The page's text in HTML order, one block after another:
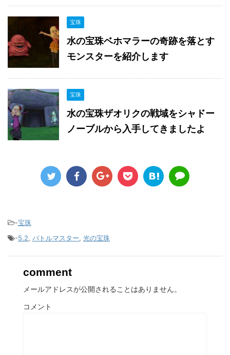
宝珠
水の宝珠ベホマラーの奇跡を落とす
モンスターを紹介します
宝珠
水の宝珠ザオリクの戦域をシャドー
ノーブルから入手してきましたよ
-宝珠
-5.2, バトルマスター, 光の宝珠
comment
メールアドレスが公開されることはありません。
コメント